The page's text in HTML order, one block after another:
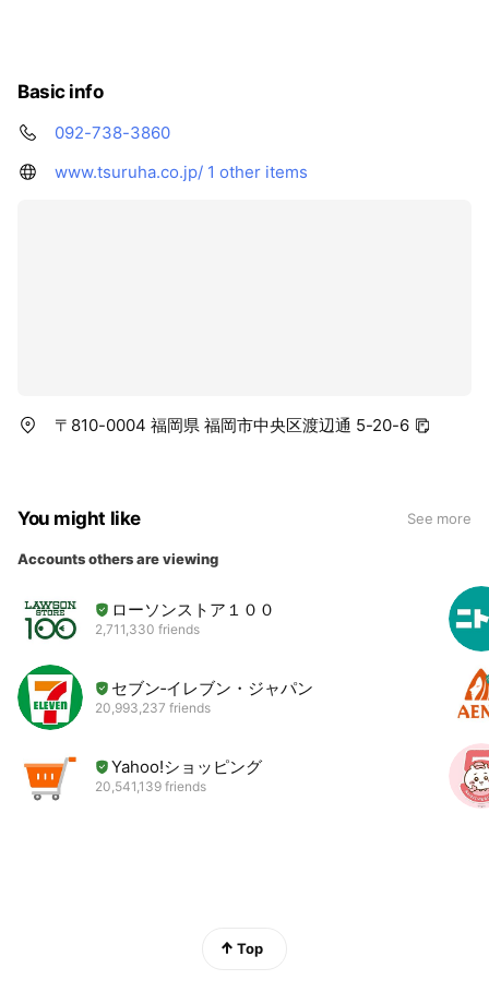
Basic info
092-738-3860
www.tsuruha.co.jp/ 1 other items
〒810-0004 福岡県 福岡市中央区渡辺通 5-20-6
You might like See more
Accounts others are viewing
ローソンストア１００
2,711,330 friends
セブン‐イレブン・ジャパン
20,993,237 friends
Yahoo!ショッピング
20,541,139 friends
Top